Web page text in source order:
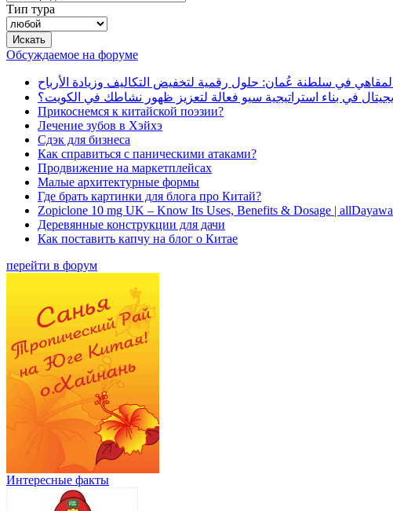
Тип тура
Обсуждаемое на форуме
في سلطنة عُمان: حلول رقمية لتخفيض التكاليف وزيادة الأرباح
في بناء استراتيجية سيو فعالة لتعزيز ظهور نشاطك في الكويت؟
Прикоснемся к китайской поэзии?
Лечение зубов в Хэйхэ
Сдэк для бизнеса
Как справиться с паническими атаками?
Продвижение на маркетплейсах
Малые архитектурные формы
Где брать картинки для блога про Китай?
Zopiclone 10 mg UK – Know Its Uses, Benefits & Dosage |
Деревянные конструкции для дачи
Как поставить капчу на блог о Китае
перейти в форум
Интересные факты